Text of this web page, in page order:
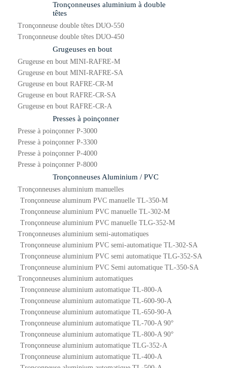
Tronçonneuses aluminium à double
têtes
Tronçonneuse double têtes DUO-550
Tronçonneuse double têtes DUO-450
Grugeuses en bout
Grugeuse en bout MINI-RAFRE-M
Grugeuse en bout MINI-RAFRE-SA
Grugeuse en bout RAFRE-CR-M
Grugeuse en bout RAFRE-CR-SA
Grugeuse en bout RAFRE-CR-A
Presses à poinçonner
Presse à poinçonner P-3000
Presse à poinçonner P-3300
Presse à poinçonner P-4000
Presse à poinçonner P-8000
Tronçonneuses Aluminium / PVC
Tronçonneuses aluminium manuelles
Tronçonneuse aluminum PVC manuelle TL-350-M
Tronçonneuse aluminium PVC manuelle TL-302-M
Tronçonneuse aluminium PVC manuelle TLG-352-M
Tronçonneuses aluminium semi-automatiques
Tronçonneuse aluminium PVC semi-automatique TL-302-SA
Tronçonneuse aluminium PVC semi automatique TLG-352-SA
Tronçonneuse aluminium PVC Semi automatique TL-350-SA
Tronçonneuses aluminium automatiques
Tronçonneuse aluminium automatique TL-800-A
Tronçonneuse aluminium automatique TL-600-90-A
Tronçonneuse aluminium automatique TL-650-90-A
Tronçonneuse aluminium automatique TL-700-A 90°
Tronçonneuse aluminium automatique TL-800-A 90°
Tronçonneuse aluminium automatique TLG-352-A
Tronçonneuse aluminium automatique TL-400-A